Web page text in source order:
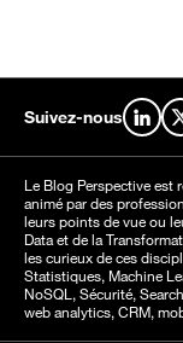
Suivez-nous
Le Blog Perspective est
animé par des
leurs points de vue ou
Data et de la
les curieux de ces
Statistiques, Machine
NoSQL, Sécurité,
web analytics, CRM,